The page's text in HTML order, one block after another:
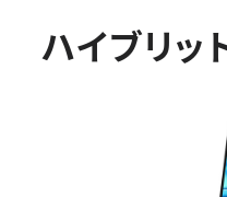
ハイブリッ